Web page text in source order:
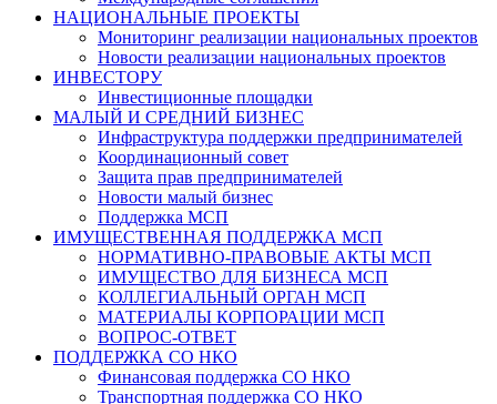
НАЦИОНАЛЬНЫЕ ПРОЕКТЫ
Мониторинг реализации национальных проектов
Новости реализации национальных проектов
ИНВЕСТОРУ
Инвестиционные площадки
МАЛЫЙ И СРЕДНИЙ БИЗНЕС
Инфраструктура поддержки предпринимателей
Координационный совет
Защита прав предпринимателей
Новости малый бизнес
Поддержка МСП
ИМУЩЕСТВЕННАЯ ПОДДЕРЖКА МСП
НОРМАТИВНО-ПРАВОВЫЕ АКТЫ МСП
ИМУЩЕСТВО ДЛЯ БИЗНЕСА МСП
КОЛЛЕГИАЛЬНЫЙ ОРГАН МСП
МАТЕРИАЛЫ КОРПОРАЦИИ МСП
ВОПРОС-ОТВЕТ
ПОДДЕРЖКА СО НКО
Финансовая поддержка СО НКО
Транспортная поддержка СО НКО